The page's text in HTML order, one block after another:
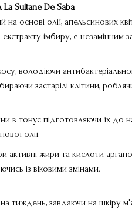
Sultane De Saba
основі олії, апельсинових
імбиру, є
володіючи
застарілі клітини,
в тонус підготовляючи їх до
олії.
жири та кислоти
із віковими змінами.
тиждень, завдаючи на шкіру